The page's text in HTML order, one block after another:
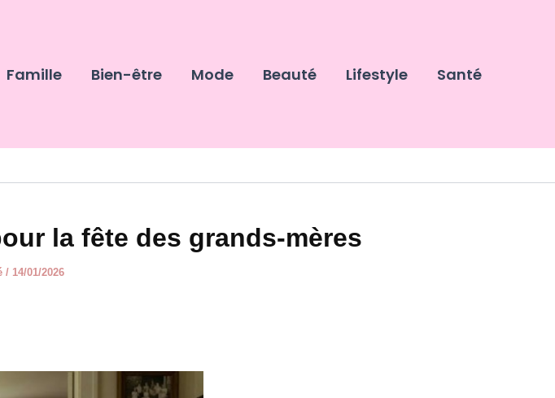
Famille Bien-être Mode Beauté Lifestyle Santé
la fête des grands-mères
/ 14/01/2026